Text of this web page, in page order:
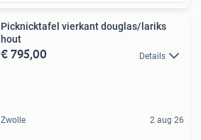
Picknicktafel vierkant douglas/lariks
hout
€ 795,00 Details
Zwolle 2 aug 26